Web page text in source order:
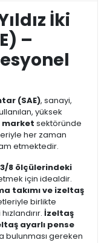
İki
–
(SAE), sanayi,
yüksek
market sektöründe
her zaman
etmektedir.
3/8 ölçülerindeki
için idealdir.
takımı ve izeltaş
birlikte
İzeltaş
ayarlı pense
bulunması gereken